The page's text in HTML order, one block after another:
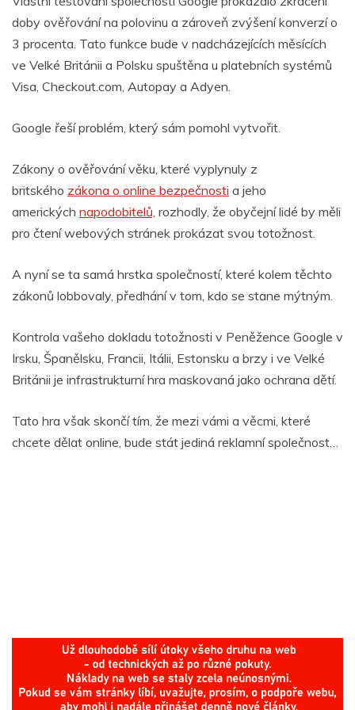
doby ověřování na polovinu a zároveň zvýšení konverzí o
3 procenta. Tato funkce bude v nadcházejících měsících
ve Velké Británii a Polsku spuštěna u platebních systémů
Visa, Checkout.com, Autopay a Adyen.
Google řeší problém, který sám pomohl vytvořit.
Zákony o ověřování věku, které vyplynuly z
britského zákona o online bezpečnosti a jeho
amerických napodobitelů, rozhodly, že obyčejní lidé by měli
pro čtení webových stránek prokázat svou totožnost.
A nyní se ta samá hrstka společností, které kolem těchto
zákonů lobbovaly, předhání v tom, kdo se stane mýtným.
Kontrola vašeho dokladu totožnosti v Peněžence Google v
Irsku, Španělsku, Francii, Itálii, Estonsku a brzy i ve Velké
Británii je infrastrukturní hra maskovaná jako ochrana dětí.
Tato hra však skončí tím, že mezi vámi a věcmi, které
chcete dělat online, bude stát jediná reklamní společnost…